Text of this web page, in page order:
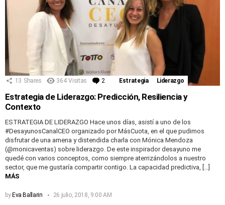
13 Shares 364 Visitas 2 Comentarios
Estrategia Liderazgo
Estrategia de Liderazgo: Predicción, Resiliencia y
Contexto
ESTRATEGIA DE LIDERAZGO Hace unos días, asistí a uno de los
#DesayunosCanalCEO organizado por MásCuota, en el que pudimos
disfrutar de una amena y distendida charla con Mónica Mendoza
(@monicaventas) sobre liderazgo. De este inspirador desayuno me
quedé con varios conceptos, como siempre aterrizándolos a nuestro
sector, que me gustaría compartir contigo. La capacidad predictiva, […]
MÁS
by Eva Ballarin 26 julio, 2018, 9:00 AM